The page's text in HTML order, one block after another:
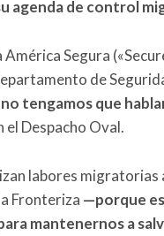
agenda de control
Segura
de
tengamos que
el Despacho Oval.
labores
Fronteriza —porque
mantenernos a